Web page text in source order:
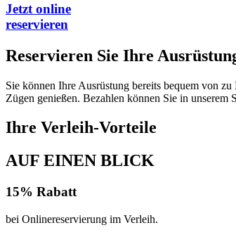
Jetzt online
reservieren
Reservieren Sie Ihre
Sie können Ihre Ausrüstung bereits bequem von
Zügen genießen. Bezahlen können Sie in
Ihre Verleih-Vorteile
AUF EINEN BLICK
15% Rabatt
bei Online­reservierung im Verleih.